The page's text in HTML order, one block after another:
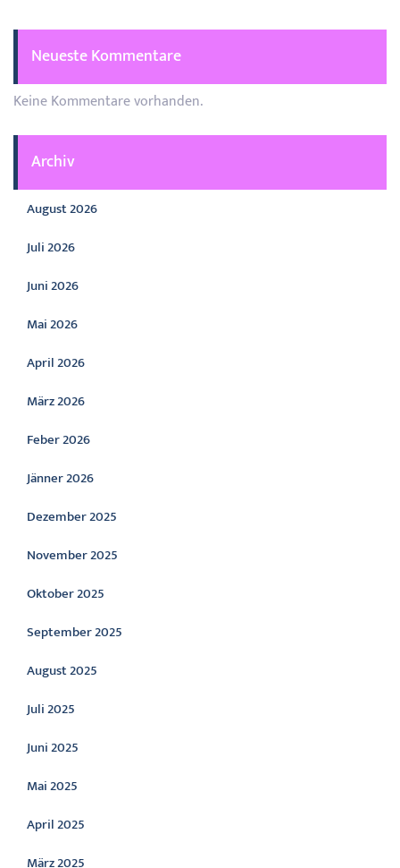
Neueste Kommentare
Keine Kommentare vorhanden.
Archiv
August 2026
Juli 2026
Juni 2026
Mai 2026
April 2026
März 2026
Feber 2026
Jänner 2026
Dezember 2025
November 2025
Oktober 2025
September 2025
August 2025
Juli 2025
Juni 2025
Mai 2025
April 2025
März 2025